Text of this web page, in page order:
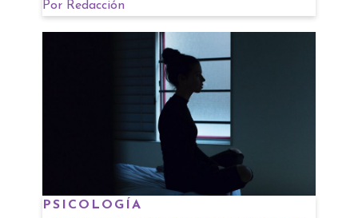
Por Redacción
PSICOLOGÍA